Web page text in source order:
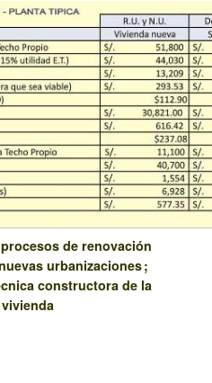
de renovación
urbanizaciones ;
constructora de la
vivienda